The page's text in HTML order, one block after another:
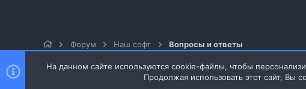
Форум Наш софт Вопросы и ответы
Style and add-ons by ThemeHouse
На данном сайте используются cookie-файлы, чтобы
Продолжая использовать этот сайт, Вы